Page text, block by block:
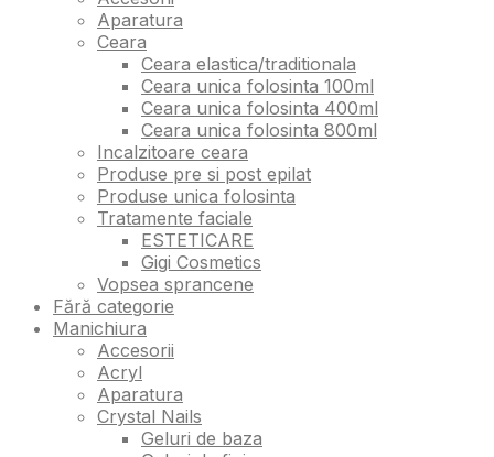
Aparatura
Ceara
Ceara elastica/traditionala
Ceara unica folosinta 100ml
Ceara unica folosinta 400ml
Ceara unica folosinta 800ml
Incalzitoare ceara
Produse pre si post epilat
Produse unica folosinta
Tratamente faciale
ESTETICARE
Gigi Cosmetics
Vopsea sprancene
Fără categorie
Manichiura
Accesorii
Acryl
Aparatura
Crystal Nails
Geluri de baza